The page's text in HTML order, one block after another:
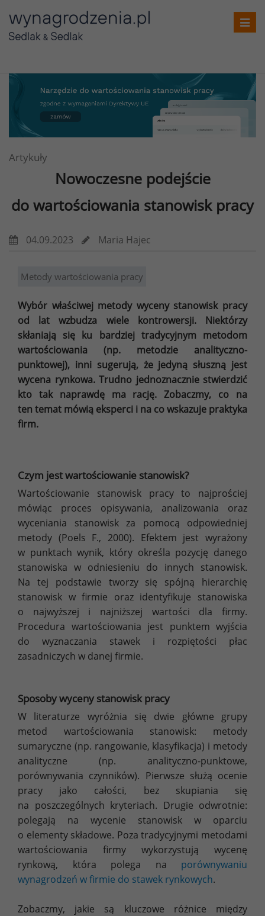
Artykuły
Nowoczesne podejście
do wartościowania stanowisk pracy
04.09.2023 Maria Hajec
Metody wartościowania pracy
Wybór właściwej metody wyceny stanowisk pracy
od lat wzbudza wiele kontrowersji. Niektórzy
skłaniają się ku bardziej tradycyjnym metodom
wartościowania (np. metodzie analityczno-
punktowej), inni sugerują, że jedyną słuszną jest
wycena rynkowa. Trudno jednoznacznie stwierdzić
kto tak naprawdę ma rację. Zobaczmy, co na
ten temat mówią eksperci i na co wskazuje praktyka
firm.
Czym jest wartościowanie stanowisk?
Wartościowanie stanowisk pracy to najprościej
mówiąc proces opisywania, analizowania oraz
wyceniania stanowisk za pomocą odpowiedniej
metody (Poels F., 2000). Efektem jest wyrażony
w punktach wynik, który określa pozycję danego
stanowiska w odniesieniu do innych stanowisk.
Na tej podstawie tworzy się spójną hierarchię
stanowisk w firmie oraz identyfikuje stanowiska
o najwyższej i najniższej wartości dla firmy.
Procedura wartościowania jest punktem wyjścia
do wyznaczania stawek i rozpiętości płac
zasadniczych w danej firmie.
Sposoby wyceny stanowisk pracy
W literaturze wyróżnia się dwie główne grupy
metod wartościowania stanowisk: metody
sumaryczne (np. rangowanie, klasyfikacja) i metody
analityczne (np. analityczno-punktowe,
porównywania czynników). Pierwsze służą ocenie
pracy jako całości, bez skupiania się
na poszczególnych kryteriach. Drugie odwrotnie:
polegają na wycenie stanowisk w oparciu
o elementy składowe. Poza tradycyjnymi metodami
wartościowania firmy wykorzystują wycenę
rynkową, która polega na porównywaniu
wynagrodzeń w firmie do stawek rynkowych.
Zobaczmy, jakie są kluczowe różnice między